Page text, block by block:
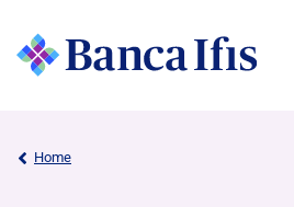
Home